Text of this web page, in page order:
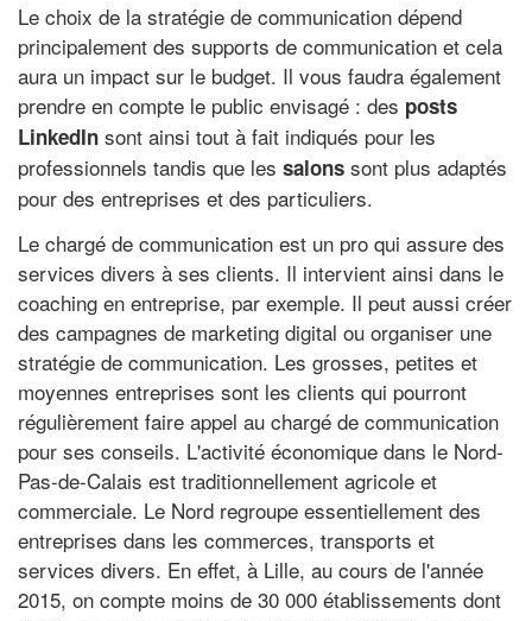
Le choix de la stratégie de communication dépend
principalement des supports de communication et cela
aura un impact sur le budget. Il vous faudra également
prendre en compte le public envisagé : des posts
LinkedIn sont ainsi tout à fait indiqués pour les
professionnels tandis que les salons sont plus adaptés
pour des entreprises et des particuliers.
Le chargé de communication est un pro qui assure des
services divers à ses clients. Il intervient ainsi dans le
coaching en entreprise, par exemple. Il peut aussi créer
des campagnes de marketing digital ou organiser une
stratégie de communication. Les grosses, petites et
moyennes entreprises sont les clients qui pourront
régulièrement faire appel au chargé de communication
pour ses conseils. L'activité économique dans le Nord-
Pas-de-Calais est traditionnellement agricole et
commerciale. Le Nord regroupe essentiellement des
entreprises dans les commerces, transports et
services divers. En effet, à Lille, au cours de l'année
2015, on compte moins de 30 000 établissements dont